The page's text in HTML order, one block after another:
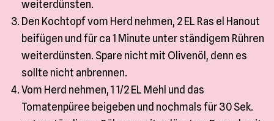
weiterdünsten.
Den Kochtopf vom Herd nehmen, 2 EL Ras el Hanout
beifügen und für ca 1 Minute unter ständigem Rühren
weiterdünsten. Spare nicht mit Olivenöl, denn es
sollte nicht anbrennen.
Vom Herd nehmen, 1 1/2 EL Mehl und das
Tomatenpüree beigeben und nochmals für 30 Sek.